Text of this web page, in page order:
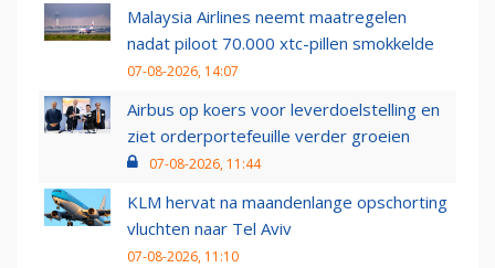
Malaysia Airlines neemt maatregelen
nadat piloot 70.000 xtc-pillen smokkelde
07-08-2026, 14:07
Airbus op koers voor leverdoelstelling en
ziet orderportefeuille verder groeien
07-08-2026, 11:44
KLM hervat na maandenlange opschorting
vluchten naar Tel Aviv
07-08-2026, 11:10